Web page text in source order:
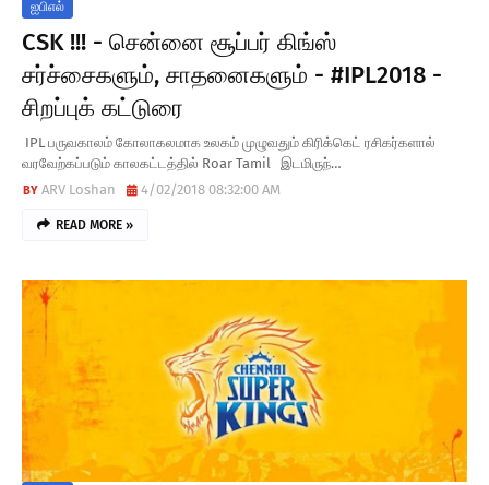
ஐபிஎல்
CSK !!! - சென்னை சூப்பர் கிங்ஸ்
சர்ச்சைகளும், சாதனைகளும் - #IPL2018 -
சிறப்புக் கட்டுரை ​
​ IPL பருவகாலம் கோலாகலமாக உலகம் முழுவதும் கிரிக்கெட் ரசிகர்களால்
வரவேற்கப்படும் காலகட்டத்தில் Roar Tamil இடமிருந்…
ARV Loshan
4/02/2018 08:32:00 AM
READ MORE »